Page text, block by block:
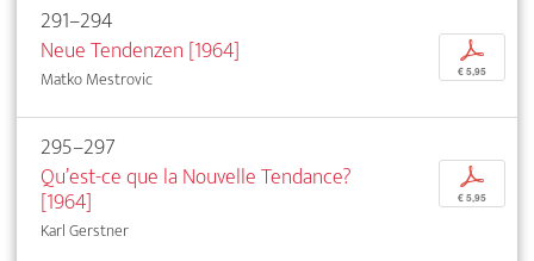
291–294
Neue Tendenzen [1964]
Matko Mestrovic
p
€ 5,95
295–297
Qu’est-ce que la Nouvelle Tendance?
[1964]
Karl Gerstner
p
€ 5,95